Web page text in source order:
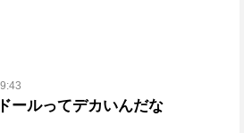
ールってデカいんだな